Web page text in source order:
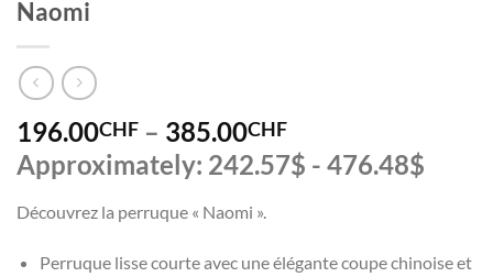
Naomi
196.00CHF – 385.00CHF
Approximately: 242.57$ - 476.48$
Découvrez la perruque « Naomi ».
Perruque lisse courte avec une élégante coupe chinoise et